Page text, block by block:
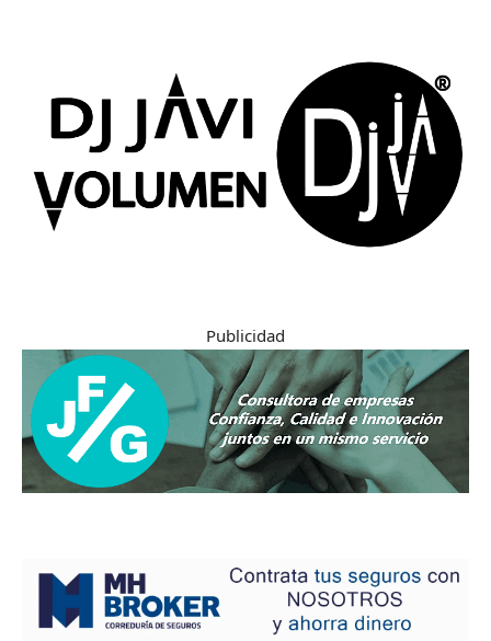
Publicidad